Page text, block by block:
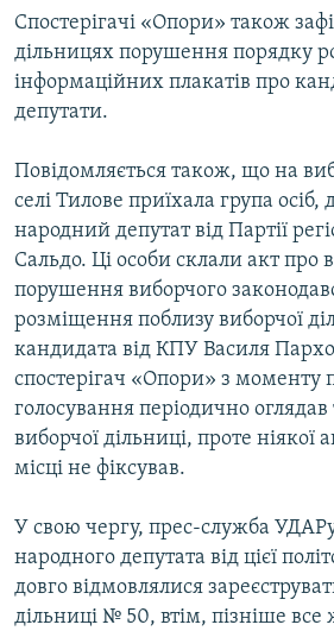
Спостерігачі «Опори» також
дільницях порушення порядку
інформаційних плакатів про
депутати.
Повідомляється також, що на
селі Тилове приїхала група осіб,
народний депутат від Партії
Сальдо. Ці особи склали акт про
порушення виборчого
розміщення поблизу виборчої
кандидата від КПУ Василя
спостерігач «Опори» з моменту
голосування періодично
виборчої дільниці, проте ніякої
місці не фіксував.
У свою чергу, прес-служба
народного депутата від цієї
довго відмовлялися
дільниці № 50, втім, пізніше